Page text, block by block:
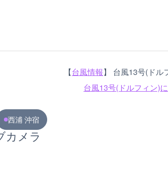
【台風情報】 台風13号(ドル
台風13号(ドルフィン)
西浦 沖宿
カメラ